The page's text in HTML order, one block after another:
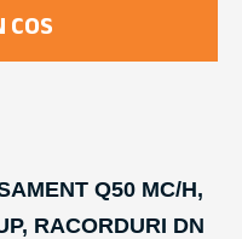
COS
Q50 MC/H,
RACORDURI DN